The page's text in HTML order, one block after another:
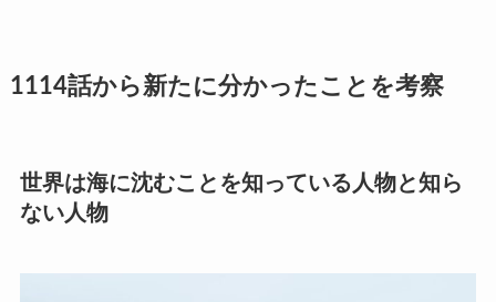
1114話から新たに分かったことを考察
世界は海に沈むことを知っている人物と知ら
ない人物